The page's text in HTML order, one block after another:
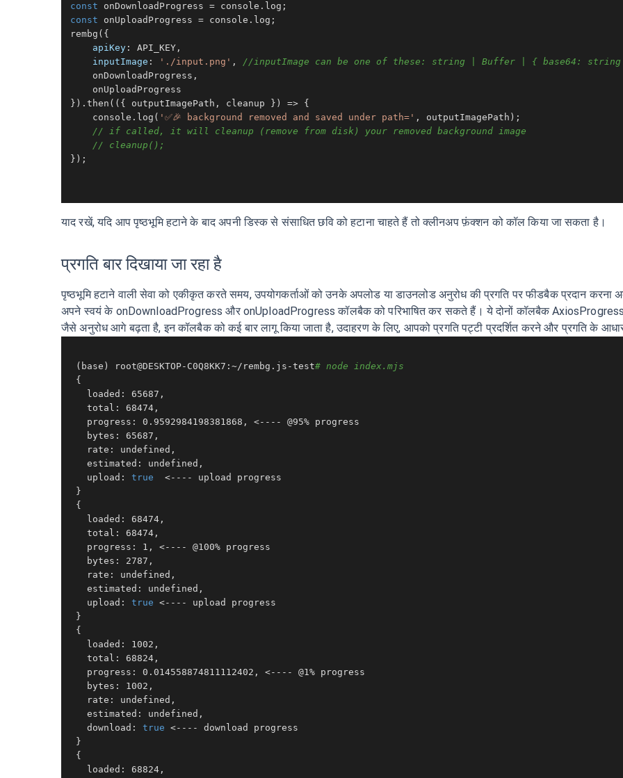
const onDownloadProgress = console . log
const onUploadProgress = console . log
rembg ({
apiKey : API_KEY ,
inputImage : './input.png' , //inputImage can be one of these: string | Buffer | { base64:
    onDownloadProgress,
    onUploadProgress
}). then ( ( { outputImagePath, cleanup } ) => {
console . log ( '✅🎉 background removed and saved under path=' , outputImagePath);
// if called, it will cleanup (remove from disk) your removed background image
// cleanup();
});
याद रखें, यदि आप पृष्ठभूमि हटाने के बाद अपनी डिस्क से संसाधित छवि को हटाना चाहते हैं तो क्लीनअप फ़ंक्शन को कॉल किया जा सकता है।
प्रगति बार दिखाया जा रहा है
पृष्ठभूमि हटाने वाली सेवा को एकीकृत करते समय, उपयोगकर्ताओं को उनके अपलोड या डाउनलोड अनुरोध की प्रगति पर फीडबैक प्रदान
अपने स्वयं के onDownloadProgress और onUploadProgress कॉलबैक को परिभाषित कर सकते हैं। ये दोनों कॉलबैक
जैसे अनुरोध आगे बढ़ता है, इन कॉलबैक को कई बार लागू किया जाता है, उदाहरण के लिए, आपको प्रगति पट्टी प्रदर्शित करने और प्रगति के
(base) root@DESKTOP-C0Q8KK7:~/rembg.js-test# node index.mjs
{
   loaded: 65687,
   total: 68474,
   progress: 0.9592984198381868, <---- @95% progress
   bytes: 65687,
   rate: undefined,
   estimated: undefined,
   upload:
true
  <---- upload progress
}
{
   loaded: 68474,
   total: 68474,
   progress: 1, <---- @100% progress
   bytes: 2787,
   rate: undefined,
   estimated: undefined,
   upload:
true <---- upload progress
}
{
   loaded: 1002,
   total: 68824,
   progress: 0.014558874811112402, <---- @1% progress
   bytes: 1002,
   rate: undefined,
   estimated: undefined,
   download:
true <---- download progress
}
{
   loaded: 68824,